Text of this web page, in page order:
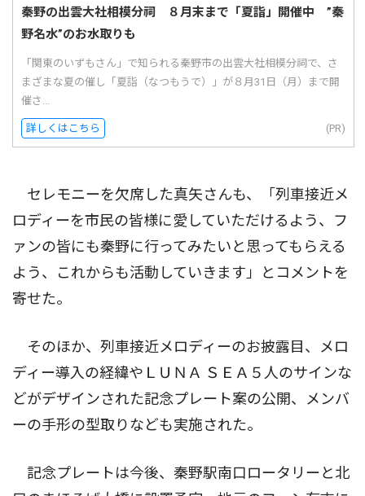
秦野の出雲大社相模分祠 ８月末まで「夏詣」開催中 ”秦
野名水”のお水取りも
「関東のいずもさん」で知られる秦野市の出雲大社相模分祠で、さ
まざまな夏の催し「夏詣（なつもうで）」が８月31日（月）まで開
催さ...
詳しくはこちら (PR)
セレモニーを欠席した真矢さんも、「列車接近メ
ロディーを市民の皆様に愛していただけるよう、フ
ァンの皆にも秦野に行ってみたいと思ってもらえる
よう、これからも活動していきます」とコメントを
寄せた。
そのほか、列車接近メロディーのお披露目、メロ
ディー導入の経緯やＬＵＮＡ ＳＥＡ５人のサインな
どがデザインされた記念プレート案の公開、メンバ
ーの手形の型取りなども実施された。
記念プレートは今後、秦野駅南口ロータリーと北